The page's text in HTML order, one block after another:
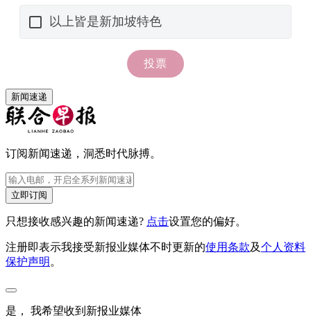
新闻速递
订阅新闻速递，洞悉时代脉搏。
立即订阅
只想接收感兴趣的新闻速递? 点击设置您的偏好。
注册即表示我接受新报业媒体不时更新的使用条款及个人资料
保护声明 。
是， 我希望收到新报业媒体